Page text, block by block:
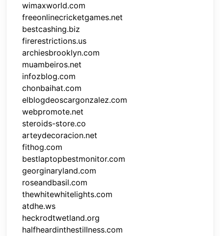
wimaxworld.com
freeonlinecricketgames.net
bestcashing.biz
firerestrictions.us
archiesbrooklyn.com
muambeiros.net
infozblog.com
chonbaihat.com
elblogdeoscargonzalez.com
webpromote.net
steroids-store.co
arteydecoracion.net
fithog.com
bestlaptopbestmonitor.com
georginaryland.com
roseandbasil.com
thewhitewhitelights.com
atdhe.ws
heckrodtwetland.org
halfheardinthestillness.com